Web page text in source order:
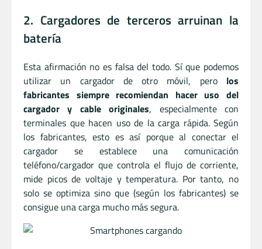
2. Cargadores de terceros arruinan la
batería
Esta afirmación no es falsa del todo. Sí que podemos
utilizar un cargador de otro móvil, pero los
fabricantes siempre recomiendan hacer uso del
cargador y cable originales, especialmente con
terminales que hacen uso de la carga rápida. Según
los fabricantes, esto es así porque al conectar el
cargador se establece una comunicación
teléfono/cargador que controla el flujo de corriente,
mide picos de voltaje y temperatura. Por tanto, no
solo se optimiza sino que (según los fabricantes) se
consigue una carga mucho más segura.